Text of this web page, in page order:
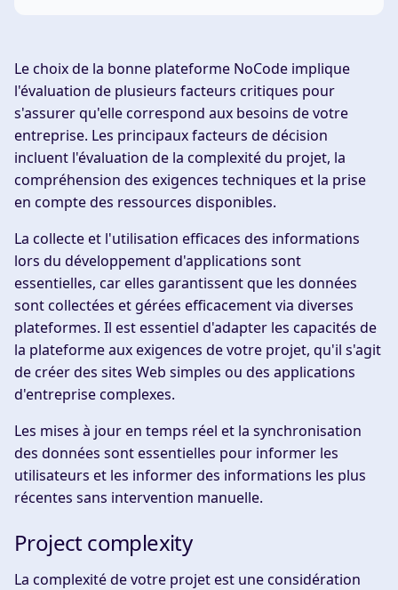
Le choix de la bonne plateforme NoCode implique
l'évaluation de plusieurs facteurs critiques pour
s'assurer qu'elle correspond aux besoins de votre
entreprise. Les principaux facteurs de décision
incluent l'évaluation de la complexité du projet, la
compréhension des exigences techniques et la prise
en compte des ressources disponibles.
La collecte et l'utilisation efficaces des informations
lors du développement d'applications sont
essentielles, car elles garantissent que les données
sont collectées et gérées efficacement via diverses
plateformes. Il est essentiel d'adapter les capacités de
la plateforme aux exigences de votre projet, qu'il s'agit
de créer des sites Web simples ou des applications
d'entreprise complexes.
Les mises à jour en temps réel et la synchronisation
des données sont essentielles pour informer les
utilisateurs et les informer des informations les plus
récentes sans intervention manuelle.
Project complexity
La complexité de votre projet est une considération